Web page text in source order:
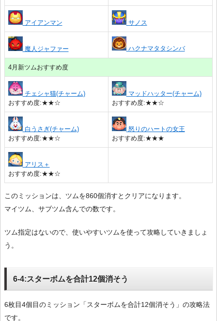
アイアンマン サノス
魔人ジャファー ハクナマタタシンバ
4月新ツムおすすめ度
チェシャ猫(チャーム)
おすすめ度:★★☆
マッドハッター(チャーム)
おすすめ度:★★☆
白うさぎ(チャーム)
おすすめ度:★★☆
怒りのハートの女王
おすすめ度:★★★
アリス＋
おすすめ度:★★☆
このミッションは、ツムを860個消すとクリアになります。
マイツム、サブツム含んでの数です。
ツム指定はないので、使いやすいツムを使って攻略していきましょ
う。
6-4:スターボムを合計12個消そう
6枚目4個目のミッション「スターボムを合計12個消そう」の攻略法
です。